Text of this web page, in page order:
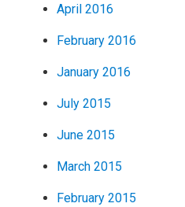
April 2016
February 2016
January 2016
July 2015
June 2015
March 2015
February 2015